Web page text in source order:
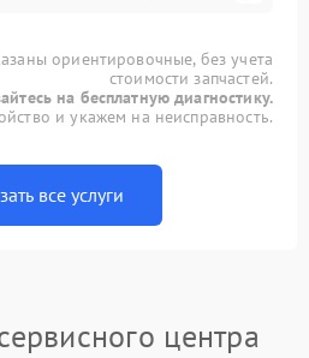
ориентировочные, без учета
стоимости запчастей.
на бесплатную диагностику.
и укажем на неисправность.
все услуги
центра